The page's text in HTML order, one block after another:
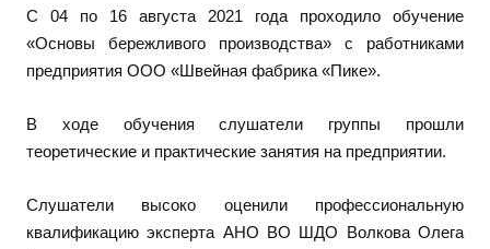
С 04 по 16 августа 2021 года проходило обучение
«Основы бережливого производства» с работниками
предприятия ООО «Швейная фабрика «Пике».
В ходе обучения слушатели группы прошли
теоретические и практические занятия на предприятии.
Слушатели высоко оценили профессиональную
квалификацию эксперта АНО ВО ШДО Волкова Олега